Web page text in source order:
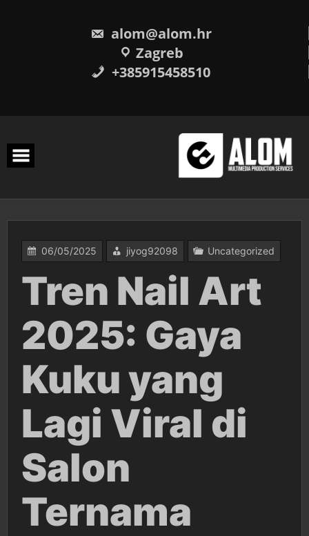
alom@alom.hr
Zagreb
+385915458510
06/05/2025 jiyog92098 Uncategorized
Tren Nail Art
2025: Gaya
Kuku yang
Lagi Viral di
Salon
Ternama